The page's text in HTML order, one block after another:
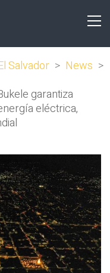
Salvador > News >
garantiza
eléctrica,